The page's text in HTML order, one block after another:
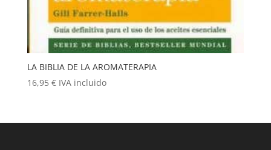
LA BIBLIA DE LA AROMATERAPIA
16,95 € IVA incluido